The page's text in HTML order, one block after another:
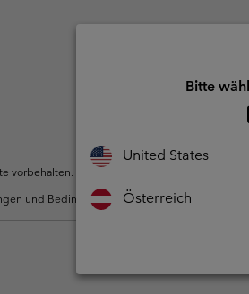
vorbehalten.
und Bedingungen des Mitglieder Programms
Bitte
United States
Österreich